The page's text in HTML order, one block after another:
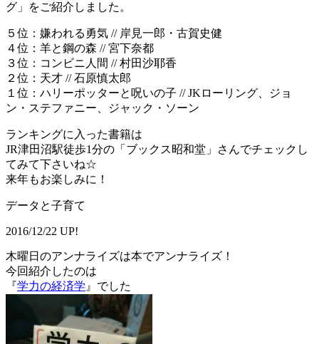
グ」をご紹介しました。
５位：嫌われる勇気 // 岸見一郎・古賀史健
４位：羊と鋼の森 // 宮下奈都
３位：コンビニ人間 // 村田沙耶香
２位：天才 // 石原慎太郎
１位：ハリーポッターと呪いの子 // JKローリング、ジョ
ン・ステファニー、ジャック・ソーン
ランキングに入った書籍は
JR津田沼駅徒歩1分の「ブックス昭和堂」さんでチェックし
てみて下さいね☆
来年もお楽しみに！
データと子育て
2016/12/22 UP!
木曜日のアンナライズは本でアンナライズ！
今回紹介したのは
『学力の経済学 』でした